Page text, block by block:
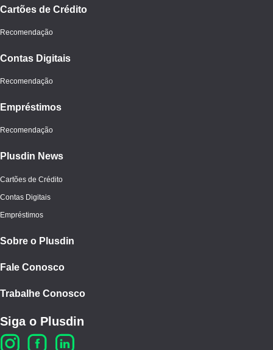
Cartões de Crédito
Recomendação
Contas Digitais
Recomendação
Empréstimos
Recomendação
Plusdin News
Cartões de Crédito
Contas Digitais
Empréstimos
Sobre o Plusdin
Fale Conosco
Trabalhe Conosco
Siga o Plusdin